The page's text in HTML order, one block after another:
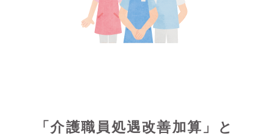
「介護職員処遇改善加算」と